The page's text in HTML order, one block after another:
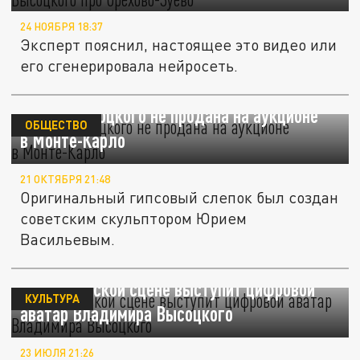
24 НОЯБРЯ 18:37
Эксперт пояснил, настоящее это видео или
его сгенерировала нейросеть.
Маска Высоцкого не продана на аукционе
в Монте-Карло
ОБЩЕСТВО
21 ОКТЯБРЯ 21:48
Оригинальный гипсовый слепок был создан
советским скульптором Юрием
Васильевым.
На московской сцене выступит цифровой
аватар Владимира Высоцкого
КУЛЬТУРА
23 ИЮЛЯ 21:26